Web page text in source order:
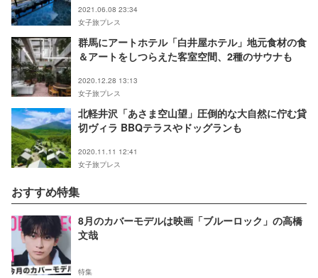
2021.06.08 23:34
女子旅プレス
群馬にアートホテル「白井屋ホテル」地元食材の食
＆アートをしつらえた客室空間、2種のサウナも
2020.12.28 13:13
女子旅プレス
北軽井沢「あさま空山望」圧倒的な大自然に佇む貸
切ヴィラ BBQテラスやドッグランも
2020.11.11 12:41
女子旅プレス
おすすめ特集
8月のカバーモデルは映画「ブルーロック」の高橋
文哉
特集